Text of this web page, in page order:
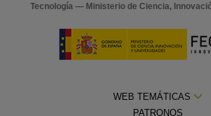
Tecnología — Ministerio de Ciencia,
WEB TEMÁTICAS
PATRONOS